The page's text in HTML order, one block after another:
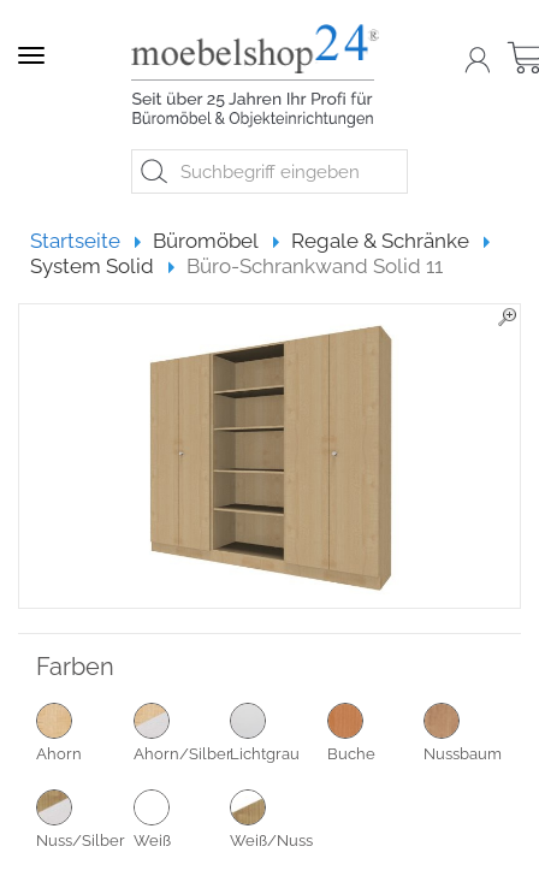
Navigation
StartseiteStartseite
Büromöbel
Regale & Schränke
System Solid
Büro-Schrankwand Solid 11
Farben
Ahorn Ahorn/SilberLichtgrau Buche Nussbaum
Nuss/Silber Weiß Weiß/Nuss